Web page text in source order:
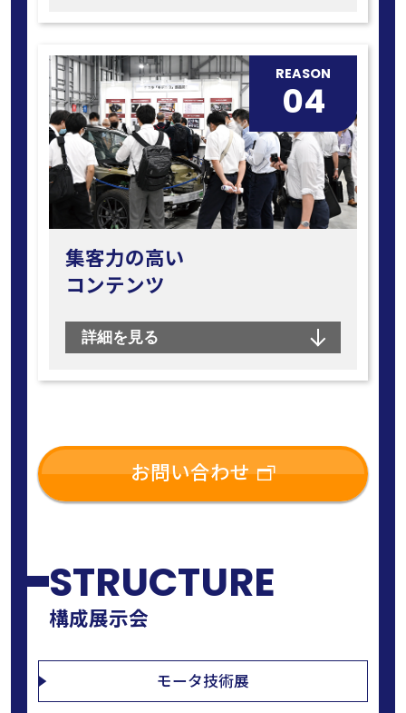
REASON
04
集客力の高い
コンテンツ
詳細を見る
お問い合わせ
STRUCTURE
構成展示会
モータ技術展